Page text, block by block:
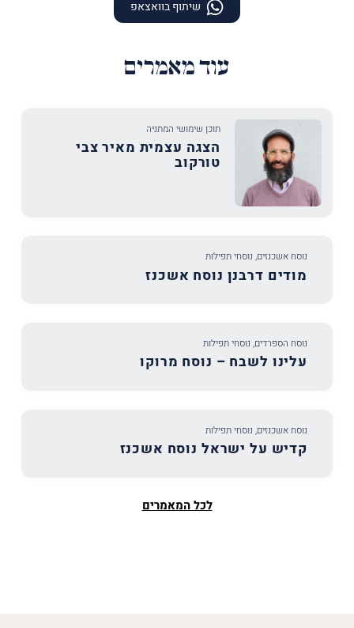
שיתוף בוואצאפ
עוד מאמרים
תוכן שימושי המתניה
הצגה עצמית מאיר צבי
טורקוב
נוסח אשכנזים, נוסחי תפילות
מודים דרבנן נוסח אשכנז
נוסח הספרדים, נוסחי תפילות
עלינו לשבח – נוסח מרוקו
נוסח אשכנזים, נוסחי תפילות
קדיש על ישראל נוסח אשכנז
לכל המאמרים